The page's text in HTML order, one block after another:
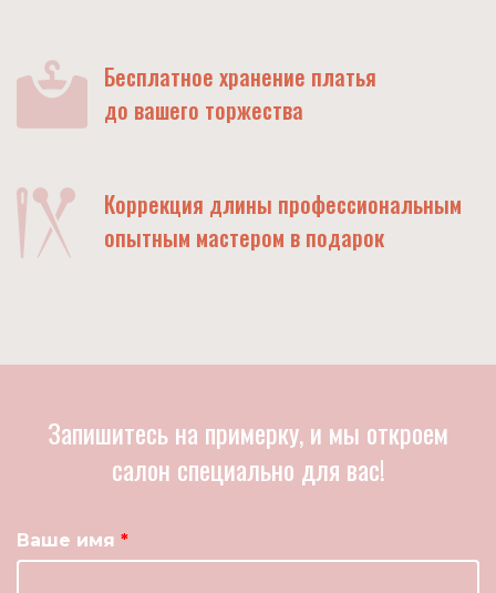
Бесплатное хранение платья
до вашего торжества
Коррекция длины профессиональным
опытным мастером в подарок
Запишитесь на примерку, и мы откроем
салон специально для вас!
Ваше имя